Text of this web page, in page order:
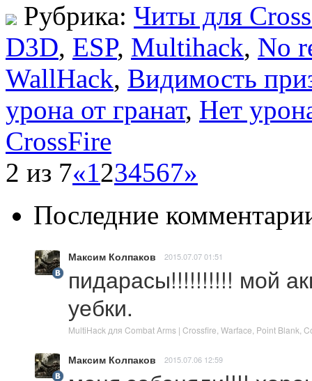
Рубрика: Читы для
D3D, ESP, Multihack, No
WallHack, Видимость
урона от гранат, Нет
CrossFire
2 из 7«1234567»
Последние
Максим Колпаков 2015.07.07 01:51
пидарасы!!!!!!!!!! мой
уебки.
MultiHack для Combat Arms | Crossfire, Warface, Point Blank,
Максим Колпаков 2015.07.06 12:59